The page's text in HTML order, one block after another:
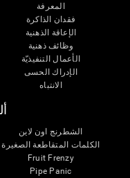
المعرفة
فقدان الذاكرة
الإعاقة الذهنية
وظائف ذهنية
الأعمال التنفيذيّة
الإدراك الحسى
الانتباه
الشطرنج اون لاين
الكلمات المتقاطعة الصغيرة
Fruit Frenzy
Pipe Panic